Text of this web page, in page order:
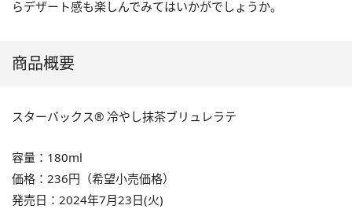
らデザート感も楽しんでみてはいかがでしょうか。
商品概要
スターバックス® 冷やし抹茶ブリュレラテ
容量：180ml
価格：236円（希望小売価格）
発売日：2024年7月23日(火)